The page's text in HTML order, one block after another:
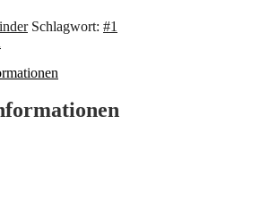
Schlagwort: #1